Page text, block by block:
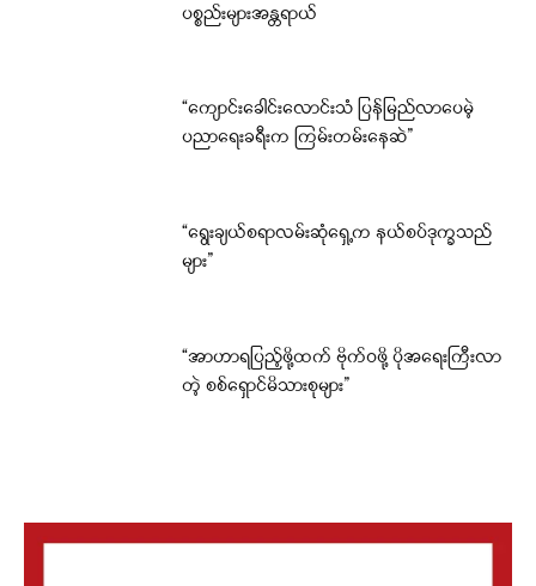
ပစ္စည်းများအန္တရာယ်
“ကျောင်းခေါင်းလောင်းသံ ပြန်မြည်လာပေမဲ့
ပညာရေးခရီးက ကြမ်းတမ်းနေဆဲ”
“ရွေးချယ်စရာလမ်းဆုံရှေ့က နယ်စပ်ဒုက္ခသည်
များ”
“အာဟာရပြည့်ဖို့ထက် ဗိုက်ဝဖို့ ပိုအရေးကြီးလာ
တဲ့ စစ်ရှောင်မိသားစုများ”